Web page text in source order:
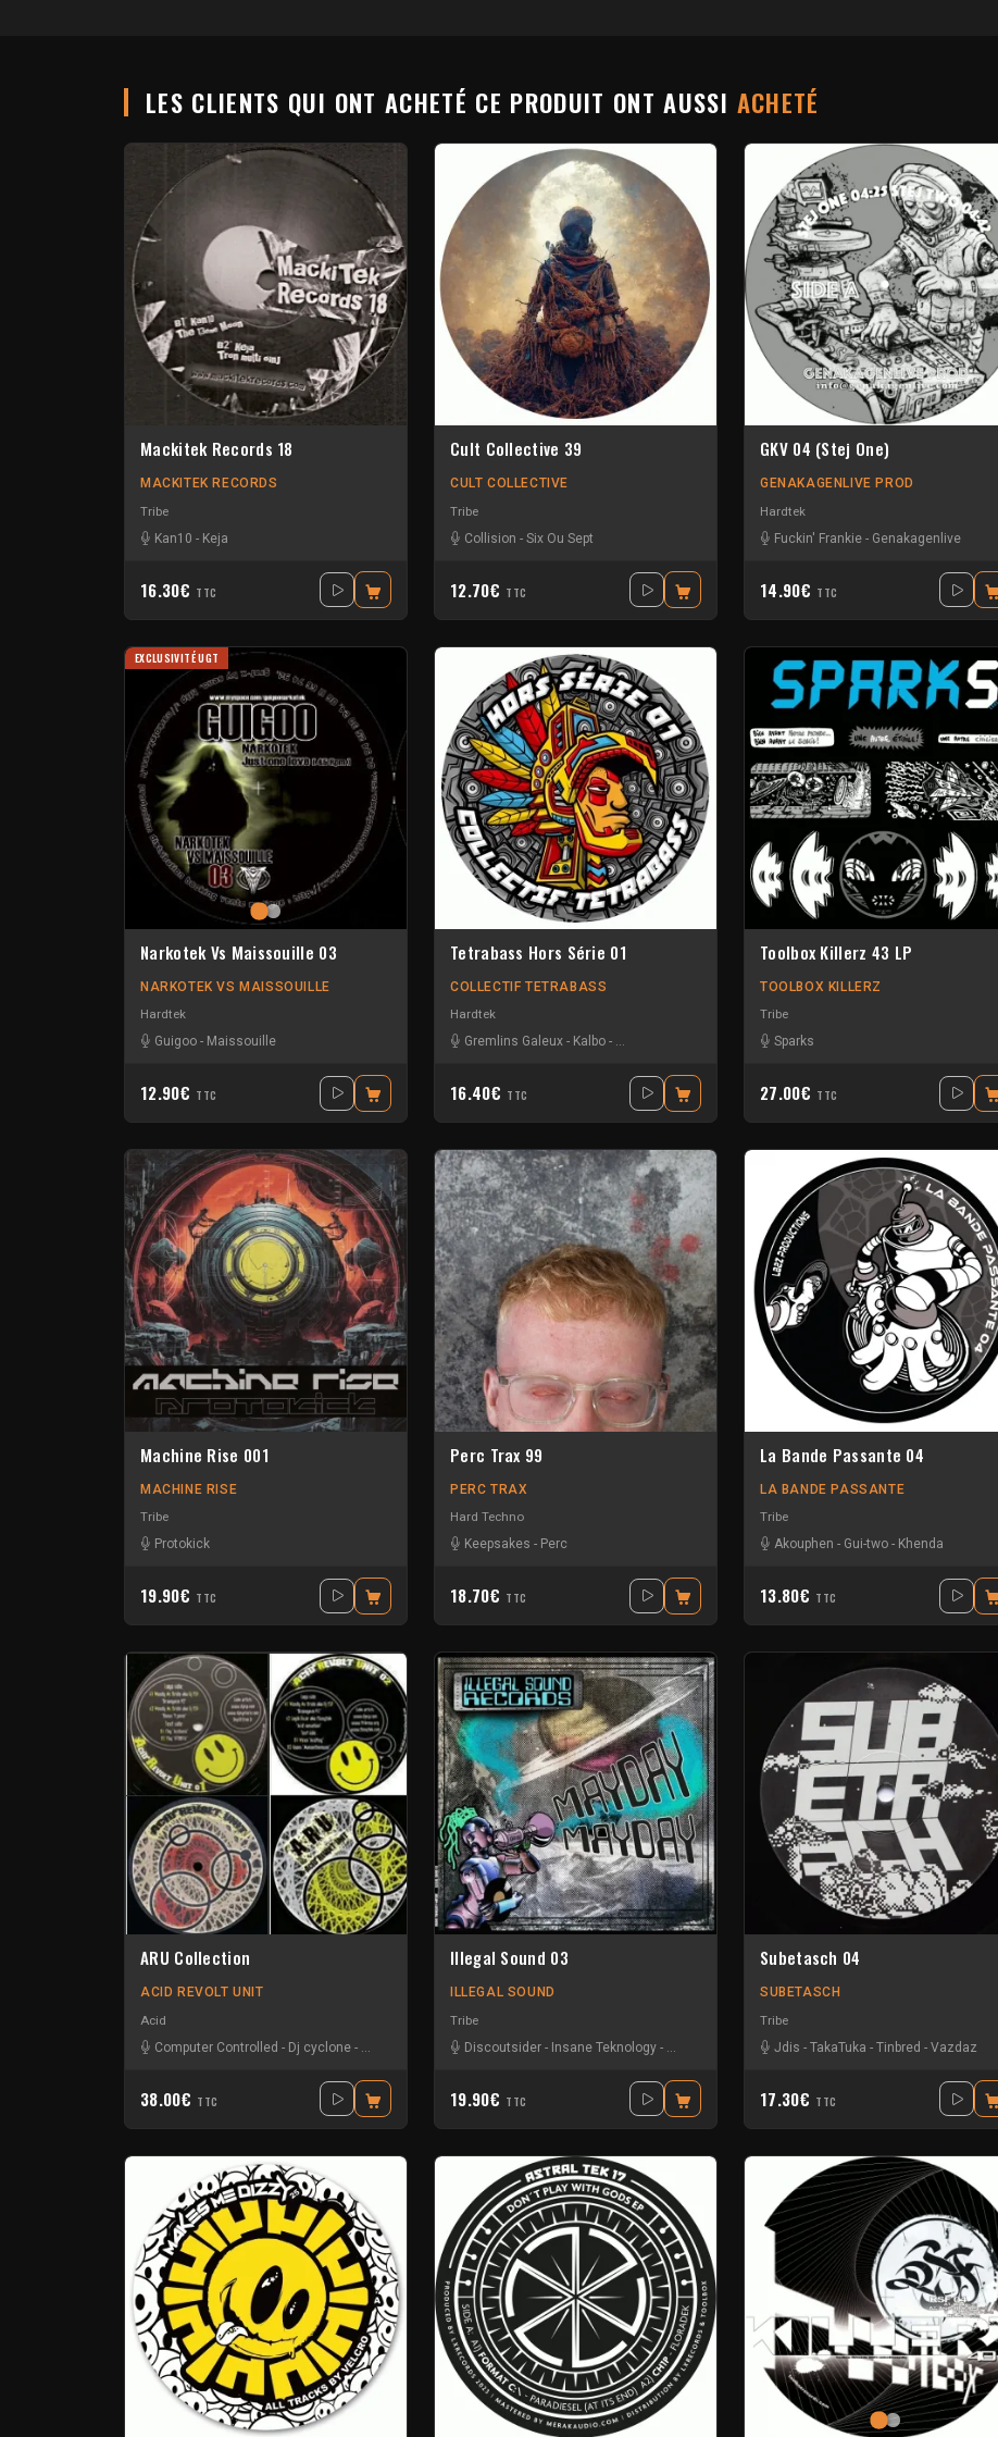
LES CLIENTS QUI ONT ACHETÉ CE PRODUIT ONT AUSSI ACHETÉ
Mackitek Records 18
MACKITEK RECORDS
Tribe
Kan10 - Keja
16.30€ TTC
Cult Collective 39
CULT COLLECTIVE
Tribe
Collision - Six Ou Sept
12.70€ TTC
GKV 04 (Stej One)
GENAKAGENLIVE PROD
Hardtek
Fuckin' Frankie - Genakagenlive
14.90€ TTC
EXCLUSIVITÉ UGT
Narkotek Vs Maissouille 03
NARKOTEK VS MAISSOUILLE
Hardtek
Guigoo - Maissouille
12.90€ TTC
Tetrabass Hors Série 01
COLLECTIF TETRABASS
Hardtek
Gremlins Galeux - Kalbo - La Freepouille Sagouo Mac Simator
16.40€ TTC
Toolbox Killerz 43 LP
TOOLBOX KILLERZ
Tribe
Sparks
27.00€ TTC
Machine Rise 001
MACHINE RISE
Tribe
Protokick
19.90€ TTC
Perc Trax 99
PERC TRAX
Hard Techno
Keepsakes - Perc
18.70€ TTC
La Bande Passante 04
LA BANDE PASSANTE
Tribe
Akouphen - Gui-two - Khenda
13.80€ TTC
ARU Collection
ACID REVOLT UNIT
Acid
Computer Controlled - Dj cyclone - - Floxytek-Goons-Les enfants sages Logik Oscar- Octodred-Samshoot-Woody Mcbride
38.00€ TTC
Illegal Sound 03
ILLEGAL SOUND
Tribe
Discoutsider - Insane Teknology - Stiwie- Teka
19.90€ TTC
Subetasch 04
SUBETASCH
Tribe
Jdis - TakaTuka - Tinbred - Vazdaz
17.30€ TTC